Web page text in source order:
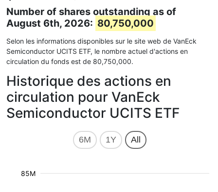
Number of shares outstanding as of
August 6th, 2026: 80,750,000
Selon les informations disponibles sur le site web de VanEck
Semiconductor UCITS ETF, le nombre actuel d'actions en
circulation du fonds est de 80,750,000.
Historique des actions en
circulation pour VanEck
Semiconductor UCITS ETF
6M 1Y All
85M